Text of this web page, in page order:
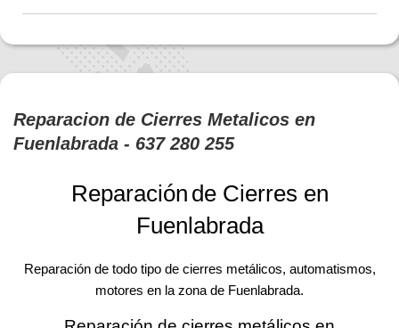
Reparacion de Cierres Metalicos en
Fuenlabrada - 637 280 255
Reparación de Cierres en
Fuenlabrada
Reparación de todo tipo de cierres metálicos, automatismos,
motores en la zona de Fuenlabrada.